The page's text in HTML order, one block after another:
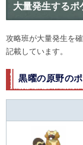
大量発生するポ
攻略班が大量発生を
記載しています。
黒曜の原野の